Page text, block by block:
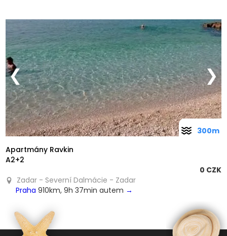
❮ ❯
Apartmány Ravkin
A2+2
0 CZK
Zadar - Severní Dalmácie - Zadar
Praha 910km, 9h 37min autem →
300m